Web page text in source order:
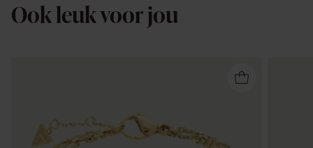
Ook leuk voor jou